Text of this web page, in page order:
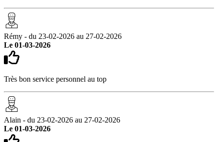
Rémy - du 23-02-2026 au 27-02-2026
Le 01-03-2026
Très bon service personnel au top
Alain - du 23-02-2026 au 27-02-2026
Le 01-03-2026